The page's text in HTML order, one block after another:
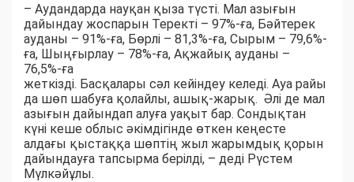
– Аудандарда науқан қыза түсті. Мал азығын
дайындау жоспарын Теректі – 97%-ға, Бәйтерек
ауданы – 91%-ға, Бөрлі – 81,3%-ға, Сырым – 79,6%-
ға, Шыңғырлау – 78%-ға, Ақжайық ауданы –
76,5%-ға
жеткізді. Басқалары сәл кейіндеу келеді. Ауа райы
да шөп шабуға қолайлы, ашық-жарық. Әлі де мал
азығын дайындап алуға уақыт бар. Сондықтан
күні кеше облыс әкімдігінде өткен кеңесте
алдағы қыстаққа шөптің жыл жарымдық қорын
дайындауға тапсырма берілді, – деді Рүстем
Мүлкәйұлы.